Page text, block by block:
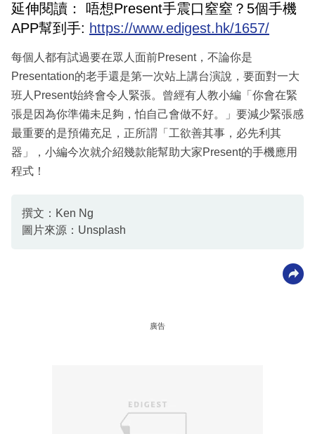
延伸閱讀： 唔想Present手震口窒窒？5個手機
APP幫到手: https://www.edigest.hk/1657/
每個人都有試過要在眾人面前Present，不論你是
Presentation的老手還是第一次站上講台演說，要面對一大
班人Present始終會令人緊張。曾經有人教小編「你會在緊
張是因為你準備未足夠，怕自己會做不好。」要減少緊張感
最重要的是預備充足，正所謂「工欲善其事，必先利其
器」，小編今次就介紹幾款能幫助大家Present的手機應用
程式！
撰文：Ken Ng
圖片來源：Unsplash
廣告